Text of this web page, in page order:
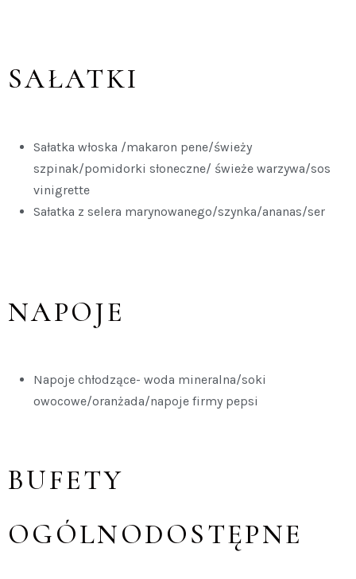
SAŁATKI
Sałatka włoska /makaron pene/świeży
szpinak/pomidorki słoneczne/ świeże warzywa/sos
vinigrette
Sałatka z selera marynowanego/szynka/ananas/ser
NAPOJE
Napoje chłodzące- woda mineralna/soki
owocowe/oranżada/napoje firmy pepsi
BUFETY
OGÓLNODOSTĘPNE